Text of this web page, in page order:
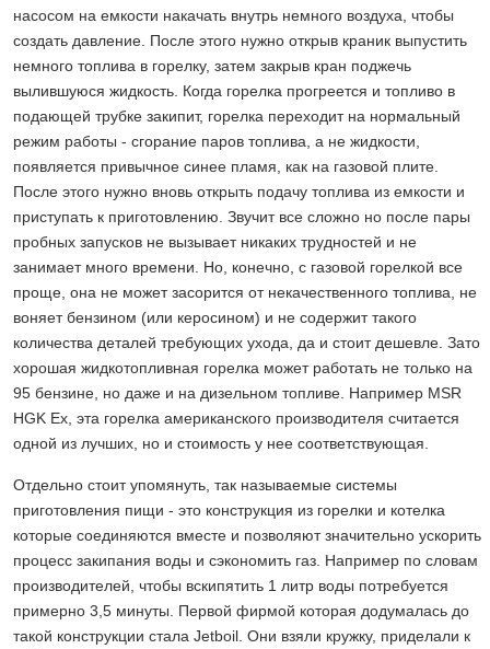
насосом на емкости накачать внутрь немного воздуха, чтобы
создать давление. После этого нужно открыв краник выпустить
немного топлива в горелку, затем закрыв кран поджечь
вылившуюся жидкость. Когда горелка прогреется и топливо в
подающей трубке закипит, горелка переходит на нормальный
режим работы - сгорание паров топлива, а не жидкости,
появляется привычное синее пламя, как на газовой плите.
После этого нужно вновь открыть подачу топлива из емкости и
приступать к приготовлению. Звучит все сложно но после пары
пробных запусков не вызывает никаких трудностей и не
занимает много времени. Но, конечно, с газовой горелкой все
проще, она не может засорится от некачественного топлива, не
воняет бензином (или керосином) и не содержит такого
количества деталей требующих ухода, да и стоит дешевле. Зато
хорошая жидкотопливная горелка может работать не только на
95 бензине, но даже и на дизельном топливе. Например MSR
HGK Ex, эта горелка американского производителя считается
одной из лучших, но и стоимость у нее соответствующая.
Отдельно стоит упомянуть, так называемые системы
приготовления пищи - это конструкция из горелки и котелка
которые соединяются вместе и позволяют значительно ускорить
процесс закипания воды и сэкономить газ. Например по словам
производителей, чтобы вскипятить 1 литр воды потребуется
примерно 3,5 минуты. Первой фирмой которая додумалась до
такой конструкции стала Jetboil. Они взяли кружку, приделали к